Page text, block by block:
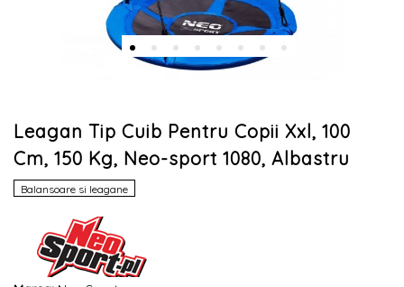
Leagan Tip Cuib Pentru Copii Xxl, 100
Cm, 150 Kg, Neo-sport 1080, Albastru
Balansoare si leagane